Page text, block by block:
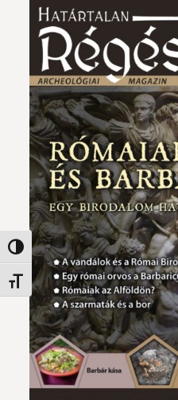
Nagy kontraszt váltása
Betűméret váltása